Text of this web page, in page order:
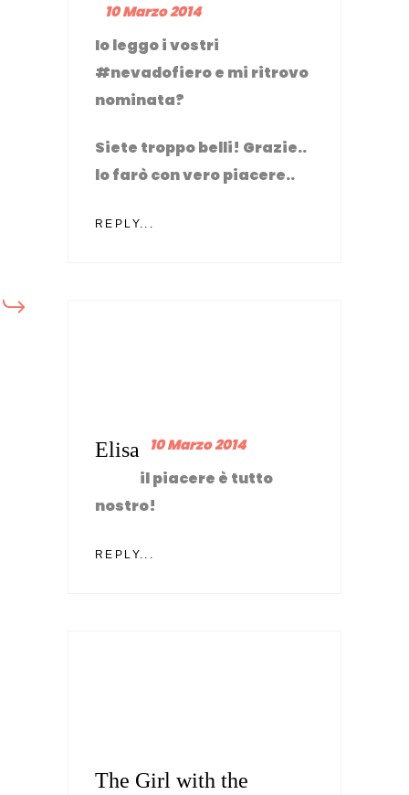
10 Marzo 2014
Io leggo i vostri
#nevadofiero e mi ritrovo
nominata?
Siete troppo belli! Grazie..
lo farò con vero piacere..
REPLY...
Elisa 10 Marzo 2014
il piacere è tutto
nostro!
REPLY...
The Girl with the